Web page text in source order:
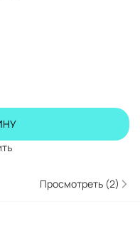
Просмотреть (2)